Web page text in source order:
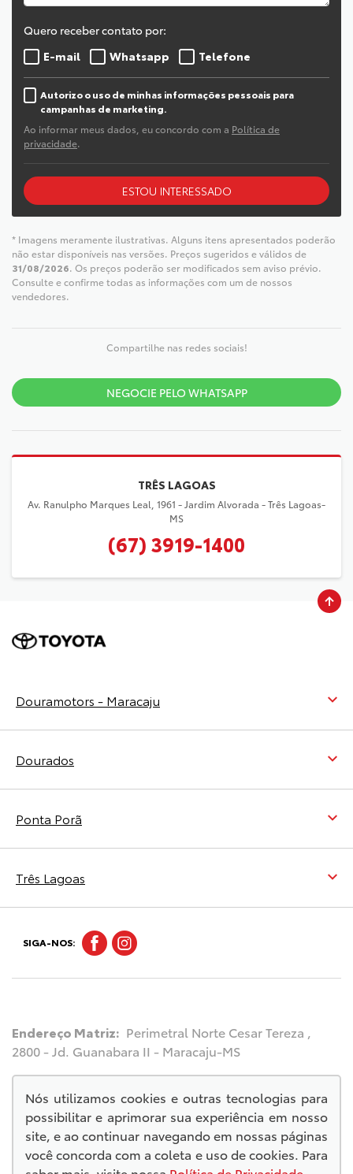
Quero receber contato por:
E-mail
Whatsapp Telefone
Autorizo o uso de minhas informações pessoais para
campanhas de marketing.
Ao informar meus dados, eu concordo com a Política de
privacidade.
ESTOU INTERESSADO
* Imagens meramente ilustrativas. Alguns itens apresentados poderão
não estar disponíveis nas versões. Preços sugeridos e válidos de
31/08/2026. Os preços poderão ser modificados sem aviso prévio.
Consulte e confirme todas as informações com um de nossos
vendedores.
Compartilhe nas redes sociais!
NEGOCIE PELO WHATSAPP
TRÊS LAGOAS
Av. Ranulpho Marques Leal, 1961 - Jardim Alvorada - Três Lagoas-
MS
(67) 3919-1400
Douramotors - Maracaju
Dourados
Ponta Porã
Três Lagoas
SIGA-NOS:
Endereço Matriz: Perimetral Norte Cesar Tereza ,
2800 - Jd. Guanabara II - Maracaju-MS
© Copyright 2026
AutoForce - Todos os direitos reservados.
Política de privacidade.
Nós utilizamos cookies e outras tecnologias para
possibilitar e aprimorar sua experiência em nosso
site, e ao continuar navegando em nossas páginas
você concorda com a coleta e uso de cookies. Para